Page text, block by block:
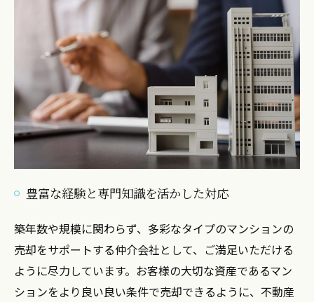
豊富な経験と専門知識を活かした対応
築年数や規模に関わらず、多彩なタイプのマンションの
売却をサポートする仲介会社として、ご満足いただける
ように尽力しています。お客様の大切な資産であるマン
ションをより良い良い条件で売却できるように、不動産